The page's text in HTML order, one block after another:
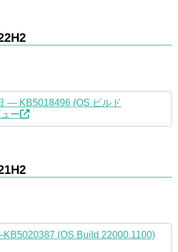
— KB5018496 (OS ビルド
ー
(OS Build 22000.1100)